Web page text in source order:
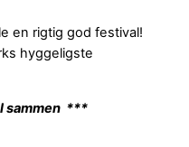
en rigtig god festival!
hyggeligste
sammen ***